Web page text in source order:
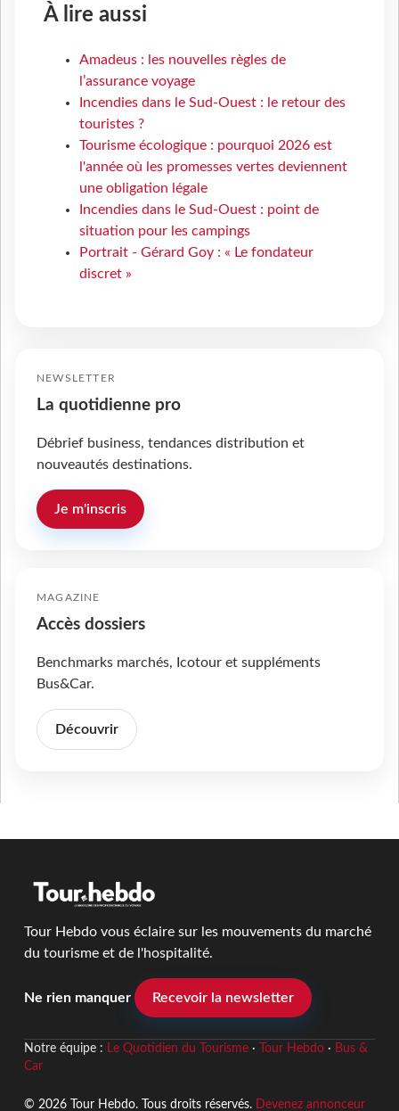
À lire aussi
Amadeus : les nouvelles règles de
l’assurance voyage
Incendies dans le Sud-Ouest : le retour des
touristes ?
Tourisme écologique : pourquoi 2026 est
l'année où les promesses vertes deviennent
une obligation légale
Incendies dans le Sud-Ouest : point de
situation pour les campings
Portrait - Gérard Goy : « Le fondateur
discret »
NEWSLETTER
La quotidienne pro
Débrief business, tendances distribution et
nouveautés destinations.
Je m'inscris
MAGAZINE
Accès dossiers
Benchmarks marchés, Icotour et suppléments
Bus&Car.
Découvrir
Tour Hebdo vous éclaire sur les mouvements du marché
du tourisme et de l'hospitalité.
Ne rien manquer Recevoir la newsletter
Notre équipe : Le Quotidien du Tourisme· Tour Hebdo· Bus &
Car
© 2026 Tour Hebdo. Tous droits réservés. Devenez annonceur